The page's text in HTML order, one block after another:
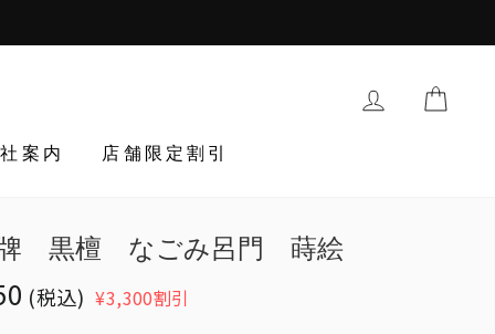
購入履歴・
案内 店舗限定割引
牌 黒檀 なごみ呂門 蒔絵
(税込) ¥3,300割引